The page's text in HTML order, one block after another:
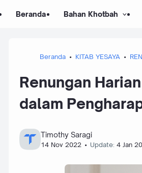
Beranda Bahan Khotbah
Beranda KITAB YESAYA
Renungan
dalam
Timothy Saragi
14 Nov 2022 Update: 4 Jan